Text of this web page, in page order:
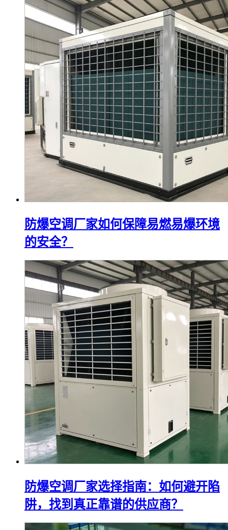
防爆空调厂家如何保障易燃易爆环境
的安全？
防爆空调厂家选择指南：如何避开陷
阱，找到真正靠谱的供应商？